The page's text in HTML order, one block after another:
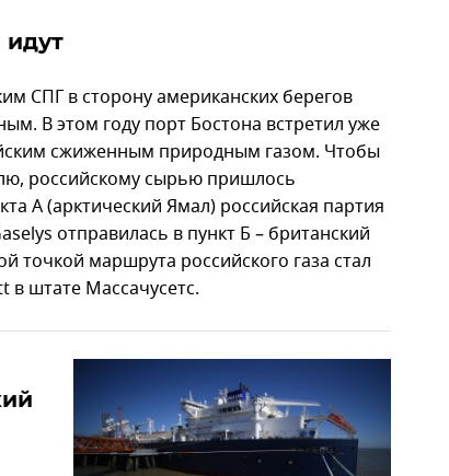
идут
СПГ в сторону американских берегов
В этом году порт Бостона встретил уже
сжиженным природным газом. Чтобы
российскому сырью пришлось
А (арктический Ямал) российская партия
отправилась в пункт Б – британский
точкой маршрута российского газа стал
в штате Массачусетс.